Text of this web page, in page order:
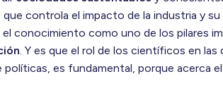
controla el impacto de la industria y
el conocimiento como uno de los pilares
. Y es que el rol de los científicos en las
políticas, es fundamental, porque acerca